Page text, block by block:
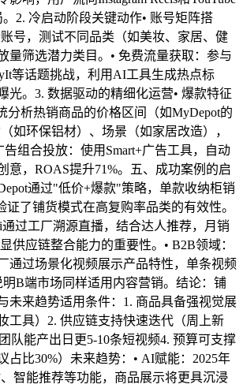
。2. 冷启动阶段关键动作• 账号矩阵搭
号，测试不同品类（如美妆、家居、健
量筛选潜力类目。• 免费流量获取：参与
等话题挑战，利用AI工具生成热点标
光。3. 数据驱动的精细化运营• 爆款特征
分析热销商品的价格区间（如MyDepot的
如环保铝材）、场景（如家居改造），
告组合投放：使用Smart+广告工具，自动
意，ROAS提升71%。五、成功案例的启
通过"低价+爆款"策略，单款收纳柜销
证了铺货模式在高复购率品类的有效性。
通过工厂溯源直播，结合达人推荐，月销
供应链整合能力的重要性。• B2B领域：
通过场景化视频展示产品特性，单条视频
明B端市场同样适用内容营销。结论：铺
未来趋势适用条件：1. 商品具备强视觉展
工具）2. 供应链支持快速迭代（周上新
队能产出日更5-10条短视频4. 预算可支撑
占比30%）未来趋势：• AI赋能：2025年
智能推荐等功能，商品展示将更具沉浸